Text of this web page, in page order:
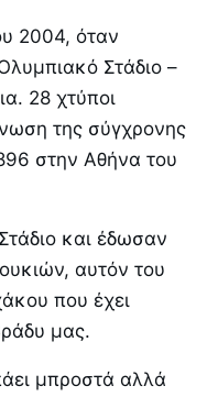
2004, όταν
Στάδιο –
28 χτύποι
της σύγχρονης
στην Αθήνα του
και έδωσαν
αυτόν του
που έχει
μας.
μπροστά αλλά